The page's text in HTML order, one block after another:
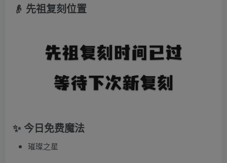
👴 先祖复刻位置
✨ 今日免费魔法
璀璨之星